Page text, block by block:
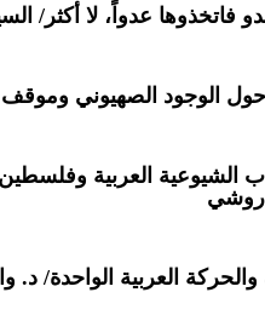
فاتخذوها عدواً، لا أكثر/
الوجود الصهيوني
الشيوعية العربية
والحركة العربية الواحدة/ د.